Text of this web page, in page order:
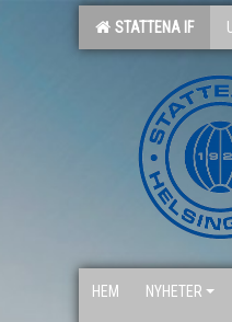
STATTENA IF
HEM NYHETER